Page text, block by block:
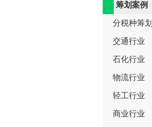
筹划案例
分税种筹划
交通行业
石化行业
物流行业
轻工行业
商业行业